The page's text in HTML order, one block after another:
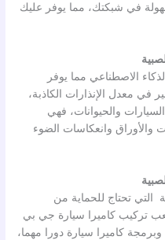
في شبكتك، مما يوفر عليك
الاصطناعي مما يوفر
في معدل الإنذارات الكاذبة،
والحيوانات، فهي
والأوراق وانعكاسات الضوء
تحتاج للحماية من
تركيب كاميرا سيارة جي بي
كاميرا سيارة دورا مهما،